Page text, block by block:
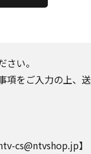
さい。
項をご入力の上、
cs@ntvshop.jp